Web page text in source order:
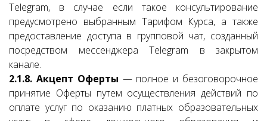
Telegram, в случае если такое консультирование
предусмотрено выбранным Тарифом Курса, а также
предоставление доступа в групповой чат, созданный
посредством мессенджера Telegram в закрытом
канале.
2.1.8. Акцепт Оферты — полное и безоговорочное
принятие Оферты путем осуществления действий по
оплате услуг по оказанию платных образовательных